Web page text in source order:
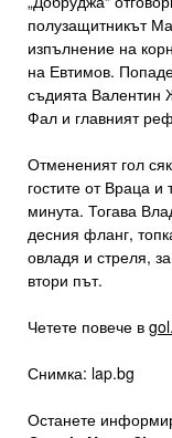
полузащитникът
изпълнение на
на Евтимов.
съдията Валентин
Фал и главният
Отмененият гол
гостите от Враца
минута. Тогава
десния фланг,
овладя и стреля,
втори път.
Четете повече в
Снимка: lap.bg
Останете